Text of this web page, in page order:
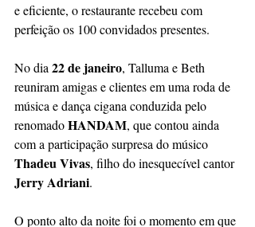
e eficiente, o restaurante recebeu com
perfeição os 100 convidados presentes.
No dia 22 de janeiro, Talluma e Beth
reuniram amigas e clientes em uma roda de
música e dança cigana conduzida pelo
renomado HANDAM, que contou ainda
com a participação surpresa do músico
Thadeu Vivas, filho do inesquecível cantor
Jerry Adriani.
O ponto alto da noite foi o momento em que